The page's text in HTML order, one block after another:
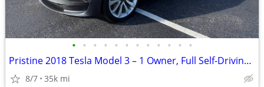
• • • • • • • • • • • •
Pristine 2018 Tesla Model 3 – 1 Owner, Full Self-Driving, 35,079 Miles
8/7 35k mi